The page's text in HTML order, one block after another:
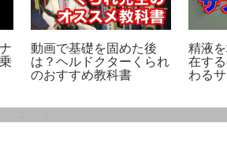
動画で基礎を固めた後
は？ヘルドクターくられ
のおすすめ教科書
精液
在す
わる